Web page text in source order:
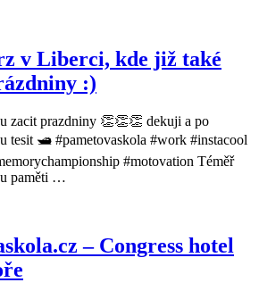
v Liberci, kde již také
:)
zacit prazdniny 👏👏👏 dekuji a po
tesit 🛥 #pametovaskola #work #instacool
#motovation Téměř
paměti …
– Congress hotel